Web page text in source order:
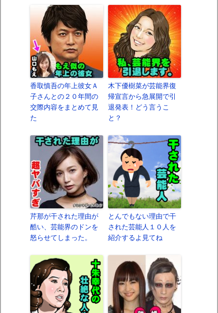
香取慎吾の年上彼女Ａ
子さんとの２０年間の
交際内容をまとめて見
た
木下優樹菜が芸能界復
帰宣言から急展開で引
退発表！どう言うこ
と？
芹那が干された理由が
酷い、芸能界のドンを
怒らせてしまった。
とんでもない理由で干
された芸能人１０人を
紹介するよ見てね